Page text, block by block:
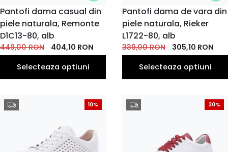
MARIME
36
EU
37
EU
38
EU
39
EU
40
EU
41
EU
Pantofi dama casual din
piele naturala, Remonte
D1C13-80, alb
449,00RON 404,10 RON
Selecteaza optiuni
MARIME
36
EU
37
EU
38
EU
39
EU
41
EU
Pantofi dama de vara din
piele naturala, Rieker
L1722-80, alb
339,00RON 305,10 RON
Selecteaza optiuni
10% 30%